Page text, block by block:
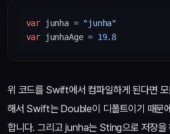
var junha = "junha"
var junhaAge = 19.8
위 코드를 Swift에서 컴파일하게 된다면
해서 Swift는 Double이 디폴트이기 때문
합니다. 그리고 junha는 Sting으로 저장을